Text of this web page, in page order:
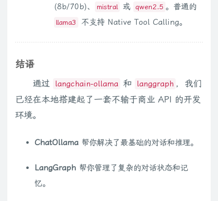
(8b/70b)、 mistral 或 qwen2.5 。普通的
llama3 不支持 Native Tool Calling。
结语
通过 langchain-ollama 和 langgraph ，我们
已经在本地搭建起了一套不输于商业 API 的开发
环境。
ChatOllama 帮你解决了最基础的对话和推理。
LangGraph 帮你管理了复杂的对话状态和记
忆。